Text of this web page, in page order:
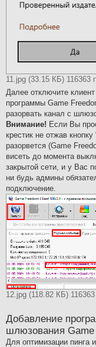
11.jpg (33.15 КБ) 116363
Далее отключите
программы Game
разорвать канал с
Внимание! Если Вы
крестик не отжав
разорвется (Game
висеть до момента
закрытой сети, и у Вас
ни будь админы
подключение.
12.jpg (118.82 КБ)
Добавление
шлюзования Game
Для оптимизации пинга